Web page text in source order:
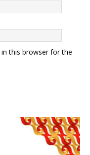
this browser for the